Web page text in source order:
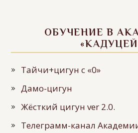
ОБУЧЕНИЕ В
Тайчи+цигун с «0»
Дамо-цигун
Жёсткий цигун ver 2.0.
Телеграмм-канал